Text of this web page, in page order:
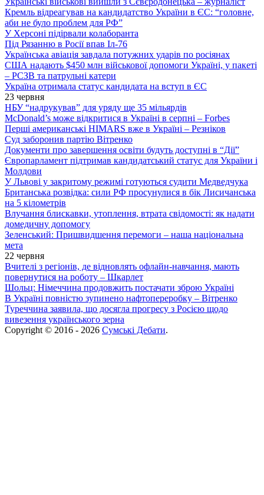
Кремль відреагував на кандидатство України в ЄС: “головне,
аби не було проблем для РФ”
У Херсоні підірвали колаборанта
Під Рязанню в Росії впав Іл-76
Українська авіація завдала потужних ударів по росіянах
США надають $450 млн військової допомоги Україні, у пакеті
– РСЗВ та патрульні катери
Україна отримала статус кандидата на вступ в ЄС
23 червня
НБУ “надрукував” для уряду ще 35 мільярдів
McDonald’s може відкритися в Україні в серпні – Forbes
Перші американські HIMARS вже в Україні – Резніков
Суд заборонив партію Вітренко
Документи про завершення освіти будуть доступні в “Дії”
Європарламент підтримав кандидатський статус для України і
Молдови
У Львові у закритому режимі готуються судити Медведчука
Британська розвідка: сили РФ просунулися в бік Лисичанська
на 5 кілометрів
Влучання блискавки, утоплення, втрата свідомості: як надати
домедичну допомогу
Зеленський: Пришвидшення перемоги – наша національна
мета
22 червня
Вчителі з регіонів, де відновлять офлайн-навчання, мають
повернутися на роботу – Шкарлет
Шольц: Німеччина продовжить постачати зброю Україні
В Україні повністю зупинено нафтопереробку – Вітренко
Туреччина заявила, що досягла прогресу з Росією щодо
вивезення українського зерна
Copyright © 2016 - 2026 Сумські Дебати.